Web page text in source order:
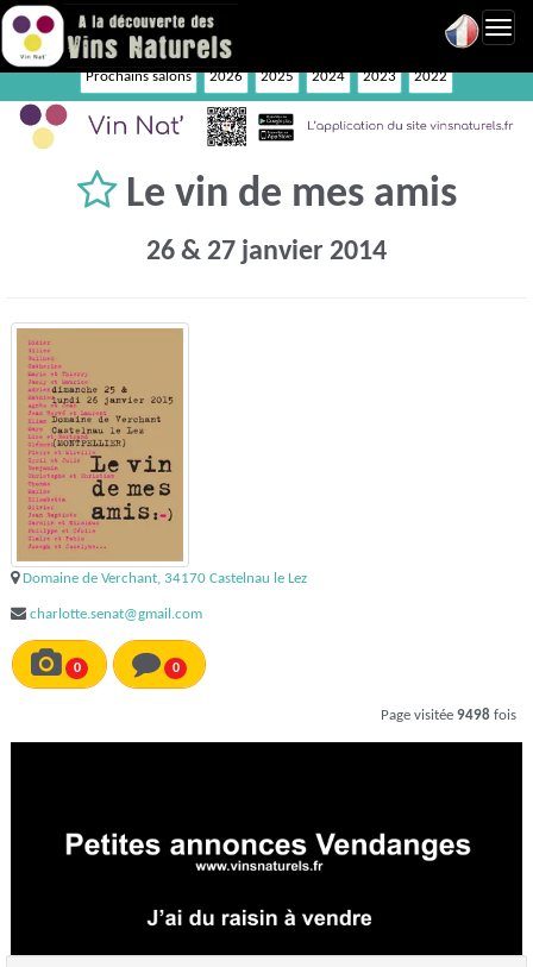
Prochains salons 2026 2025 2024 2023 2022
Le vin de mes amis
26 & 27 janvier 2014
Domaine de Verchant, 34170 Castelnau le Lez
charlotte.senat@gmail.com
0 0
Page visitée 9498 fois